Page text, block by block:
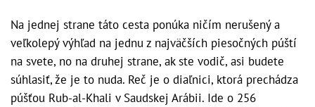
Na jednej strane táto cesta ponúka ničím nerušený a
veľkolepý výhľad na jednu z najväčších piesočných púští
na svete, no na druhej strane, ak ste vodič, asi budete
súhlasiť, že je to nuda. Reč je o diaľnici, ktorá prechádza
púšťou Rub-al-Khali v Saudskej Arábii. Ide o 256